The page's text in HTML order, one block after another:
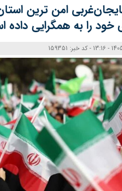
امن ترین
خود را به همگرایی داده
159351